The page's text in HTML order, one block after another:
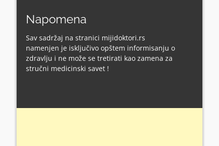
Napomena
Sav sadržaj na stranici mijidoktori.rs
namenjen je isključivo opštem informisanju o
zdravlju i ne može se tretirati kao zamena za
stručni medicinski savet !